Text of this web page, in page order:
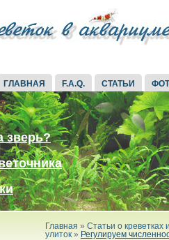
ГЛАВНАЯ F.A.Q. СТАТЬИ
зверь?
Главная » Статьи о креветках
улиток» Регулируем